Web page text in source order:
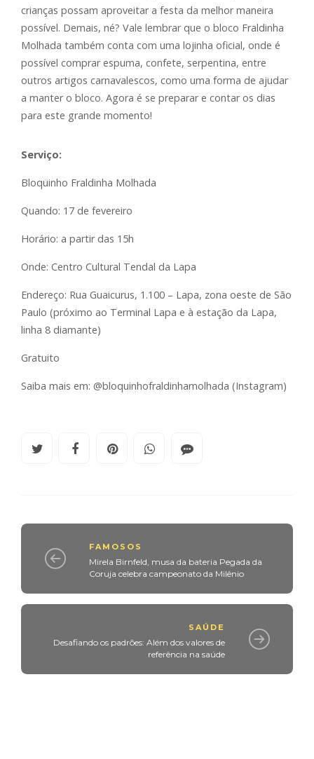
crianças possam aproveitar a festa da melhor maneira
possível. Demais, né? Vale lembrar que o bloco Fraldinha
Molhada também conta com uma lojinha oficial, onde é
possível comprar espuma, confete, serpentina, entre
outros artigos carnavalescos, como uma forma de ajudar
a manter o bloco. Agora é se preparar e contar os dias
para este grande momento!
Serviço:
Bloquinho Fraldinha Molhada
Quando: 17 de fevereiro
Horário: a partir das 15h
Onde: Centro Cultural Tendal da Lapa
Endereço: Rua Guaicurus, 1.100 – Lapa, zona oeste de São
Paulo (próximo ao Terminal Lapa e à estação da Lapa,
linha 8 diamante)
Gratuito
Saiba mais em: @bloquinhofraldinhamolhada (Instagram)
FAMOSOS
Mirela Birnfeld, musa da bateria Pegada da
Coruja celebra campeonato da Milênio
SAÚDE
Desafiando os padrões: Além dos valores de
referência na saúde